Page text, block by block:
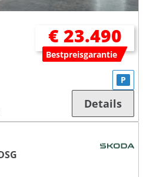
€ 23.490
Bestpreisgarantie
P
Details